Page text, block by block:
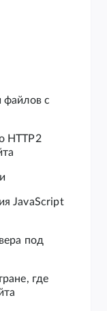
файлов с
HTTP2
JavaScript
под
где